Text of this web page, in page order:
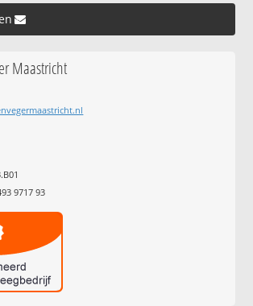
»
Maastricht
9717 93